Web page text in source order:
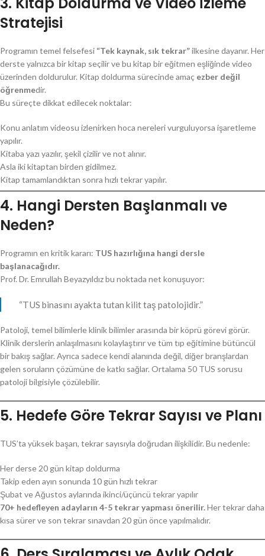
Stratejisi
Programın temel felsefesi “Tek kaynak, sık tekrar”ilkesine dayanır. Her
derste yalnızca bir kitap seçilir ve bu kitap bir eğitmen eşliğinde video
üzerinden doldurulur. Kitap doldurma sürecinde amaç ezber değil
öğrenmedir.
Bu süreçte dikkat edilecek noktalar:
Konu anlatım videosu izlenirken hoca nereleri vurguluyorsa işaretleme
yapılır.
Kitaba yazı yazılır, şekil çizilir ve not alınır.
Asla iki kitaptan birden gidilmez.
Kitap tamamlandıktan sonra hızlı tekrar yapılır.
4. Hangi Dersten Başlanmalı ve
Neden?
Programın en kritik kararı: TUS hazırlığına hangi dersle
başlanacağıdır.
Prof. Dr. Emrullah Beyazyıldız bu noktada net konuşuyor:
“TUS binasını ayakta tutan kilit taş patolojidir.”
Patoloji, temel bilimlerle klinik bilimler arasında bir köprü görevi görür.
Klinik derslerin anlaşılmasını kolaylaştırır ve tüm tıp eğitimine bütüncül
bir bakış sağlar. Ayrıca sadece kendi alanında değil, diğer branşlardan
gelen soruların çözümüne de katkı sağlar. Ortalama 50 TUS sorusu
patoloji bilgisiyle çözülebilir.
5. Hedefe Göre Tekrar Sayısı ve Planı
TUS’ta yüksek başarı, tekrar sayısıyla doğrudan ilişkilidir. Bu nedenle:
Her derse 20 gün kitap doldurma
Takip eden ayın sonunda 10 gün hızlı tekrar
Şubat ve Ağustos aylarında ikinci/üçüncü tekrar yapılır
70+ hedefleyen adayların 4-5 tekrar yapması önerilir.Her tekrar daha
kısa sürer ve son tekrar sınavdan 20 gün önce yapılmalıdır.